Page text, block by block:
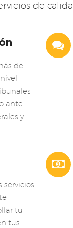
de
de
ante
y


servicios
tu
tus

